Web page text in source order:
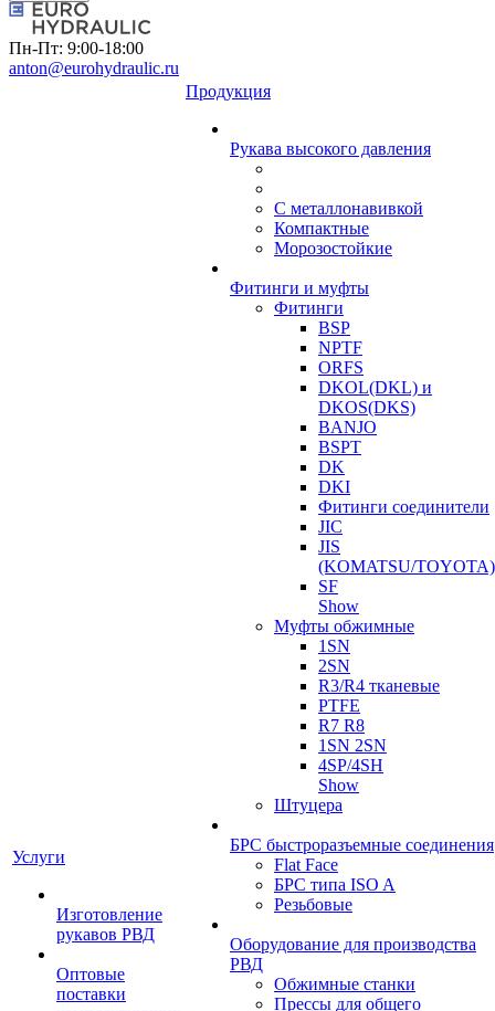
Пн-Пт: 9:00-18:00
anton@eurohydraulic.ru
Услуги
Изготовление
рукавов РВД
Оптовые
поставки
Продукция
Рукава высокого давления
С металлонавивкой
Компактные
Морозостойкие
Фитинги и муфты
Фитинги
BSP
NPTF
ORFS
DKOL(DKL) и
DKOS(DKS)
BANJO
BSPT
DK
DKI
Фитинги соединители
JIC
JIS
(KOMATSU/TOYOTA)
SF
Show
Муфты обжимные
1SN
2SN
R3/R4 тканевые
PTFE
R7 R8
1SN 2SN
4SP/4SH
Show
Штуцера
БРС быстроразъемные соединения
Flat Face
БРС типа ISO A
Резьбовые
Оборудование для производства
РВД
Обжимные станки
Прессы для общего